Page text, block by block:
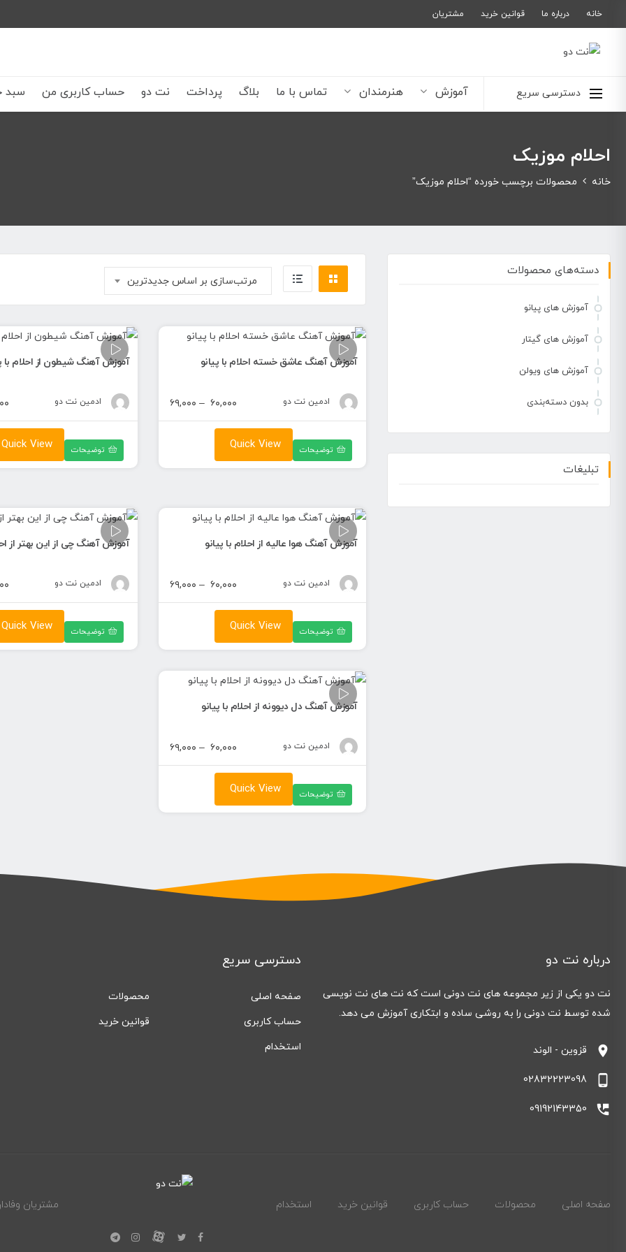
خانه درباره ما قوانین خرید مشتریان
دسترسی سریع آموزش هنرمندان تماس با ما بلاگ پرداخت نت دو حساب کاربری من سبد
احلام موزیک
خانه محصولات برچسب خورده “احلام موزیک”
مرتب‌سازی بر اساس جدیدترین
آموزش آهنگ عاشق خسته احلام با پیانو
ادمین نت دو ۶۰,۰۰۰ – ۶۹,۰۰۰
قیمت:
۶۹,۰۰۰ تومان
توضیحات Quick View
آموزش آهنگ شیطون از احلام با
ادمین نت دو
توضیحات Quick View
آموزش آهنگ هوا عالیه از احلام با پیانو
ادمین نت دو ۶۰,۰۰۰ – ۶۹,۰۰۰
قیمت:
۶۹,۰۰۰ تومان
توضیحات Quick View
آموزش آهنگ چی از این بهتر از
ادمین نت دو
توضیحات Quick View
آموزش آهنگ دل دیوونه از احلام با پیانو
ادمین نت دو ۶۰,۰۰۰ – ۶۹,۰۰۰
قیمت:
۶۹,۰۰۰ تومان
توضیحات Quick View
دسته‌های محصولات
آموزش های پیانو
آموزش های گیتار
آموزش های ویولن
بدون دسته‌بندی
تبلیغات
درباره نت دو
نت دو یکی از زیر مجموعه های نت دونی است که نت های نت نویسی
شده توسط نت دونی را به روشی ساده و ابتکاری آموزش می دهد.
location_on قزوین - الوند
phone_android
02832223098
perm_phone_msg
09192143350
دسترسی سریع
صفحه اصلی
محصولات
حساب کاربری
قوانین خرید
استخدام
صفحه اصلی محصولات حساب کاربری قوانین خرید استخدام مشتریان وفادار